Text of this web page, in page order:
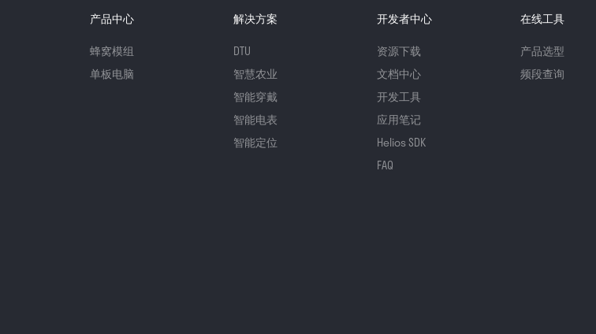
产品中心
蜂窝模组
单板电脑
解决方案
DTU
智慧农业
智能穿戴
智能电表
智能定位
开发者中心
资源下载
文档中心
开发工具
应用笔记
Helios SDK
FAQ
在线工具
产品选型
频段查询